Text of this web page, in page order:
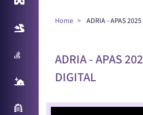
Sampling Machine
React Table
Parede Reativa
Home ADRIA - APAS
ADRIA - APAS
DIGITAL